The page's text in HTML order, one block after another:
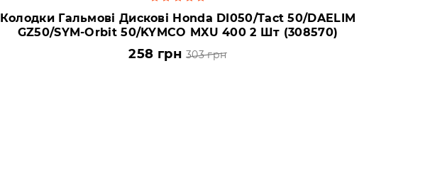
Колодки Гальмові Дискові Honda DI050/Tact 50/DAELIM
GZ50/SYM-Orbit 50/KYMCO MXU 400 2 Шт (308570)
258 грн 303 грн